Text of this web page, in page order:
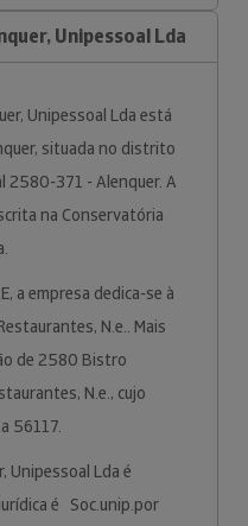
Unipessoal Lda
Unipessoal Lda está
situada no distrito
2580-371 - Alenquer. A
na Conservatória
a empresa dedica-se à
N.e.. Mais
de 2580 Bistro
N.e., cujo
56117.
Unipessoal Lda é
é Soc.unip.por